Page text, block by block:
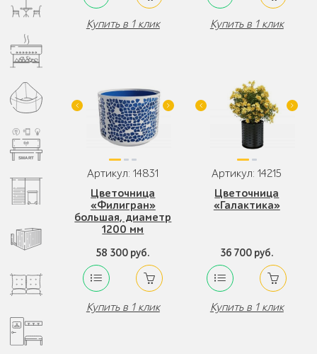
Купить в 1 клик Купить в 1 клик
Артикул: 14831
Цветочница
«Филигран»
большая, диаметр
1200 мм
58 300 руб.
Купить в 1 клик
Артикул: 14215
Цветочница
«Галактика»
36 700 руб.
Купить в 1 клик